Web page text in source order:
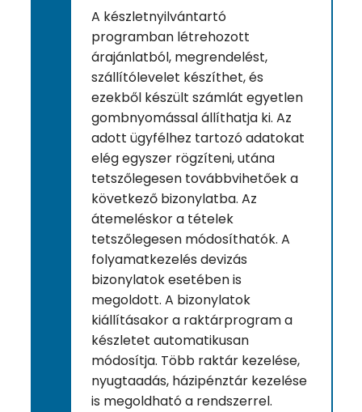
A készletnyilvántartó
programban létrehozott
árajánlatból, megrendelést,
szállítólevelet készíthet, és
ezekből készült számlát egyetlen
gombnyomással állíthatja ki. Az
adott ügyfélhez tartozó adatokat
elég egyszer rögzíteni, utána
tetszőlegesen továbbvihetőek a
következő bizonylatba. Az
átemeléskor a tételek
tetszőlegesen módosíthatók. A
folyamatkezelés devizás
bizonylatok esetében is
megoldott. A bizonylatok
kiállításakor a raktárprogram a
készletet automatikusan
módosítja. Több raktár kezelése,
nyugtaadás, házipénztár kezelése
is megoldható a rendszerrel.